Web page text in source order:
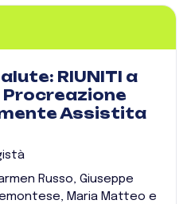
RIUNITI a
Procreazione
Assistita
Russo, Giuseppe
Maria Matteo e